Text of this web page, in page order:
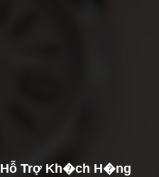
Hỗ Trợ Kh�ch H�ng